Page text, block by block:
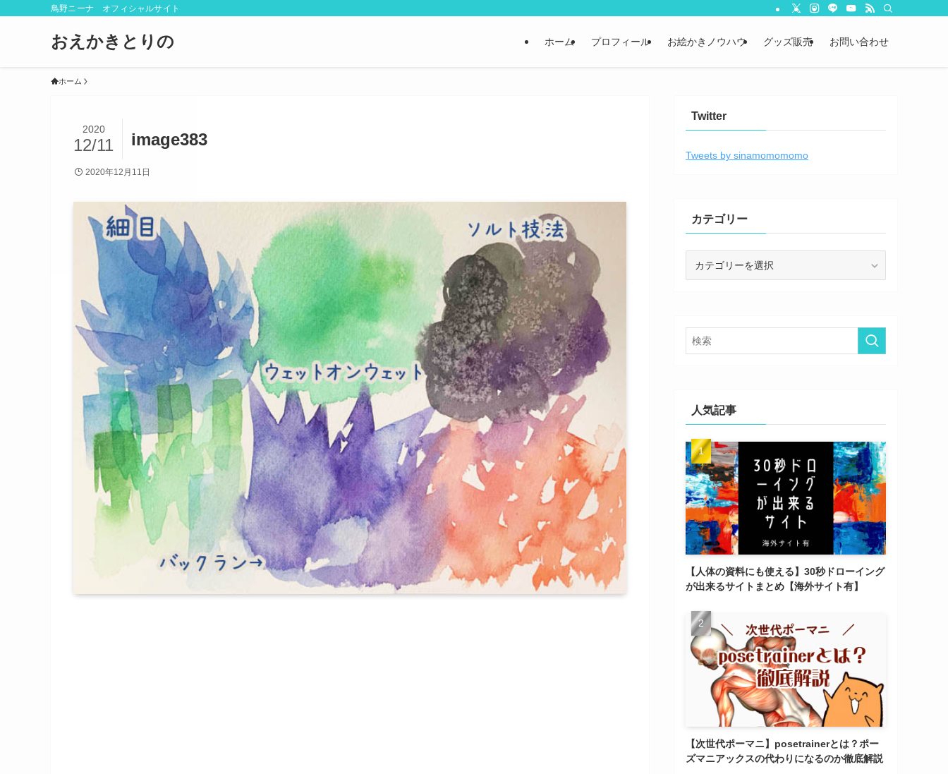
鳥野ニーナ オフィシャルサイト
おえかきとりの ホーム プロフィール お絵かきノウハウ グッズ販売 お問い合わせ
ホーム
image383
2020
12/11
2020年12月11日
Twitter
Tweets by sinamomomomo
カテゴリー
人気記事
【人体の資料にも使える】30秒ドローイング
が出来るサイトまとめ【海外サイト有】
【次世代ポーマニ】posetrainerとは？ポー
ズマニアックスの代わりになるのか徹底解説